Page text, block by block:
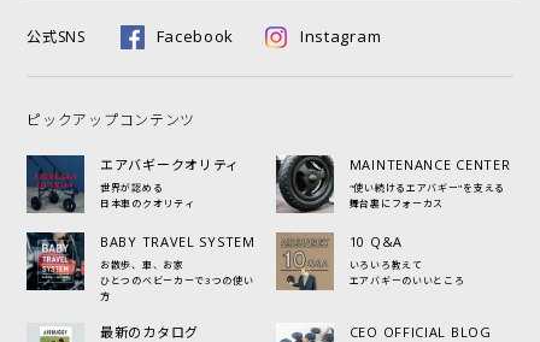
公式SNS Facebook Instagram
ピックアップコンテンツ
エアバギークオリティ
世界が認める
日本車のクオリティ
MAINTENANCE CENTER
"使い続けるエアバギー"を支える
舞台裏にフォーカス
BABY TRAVEL SYSTEM
お散歩、車、お家
ひとつのベビーカーで3つの使い
方
10 Q&A
いろいろ教えて
エアバギーのいいところ
最新のカタログ CEO OFFICIAL BLOG